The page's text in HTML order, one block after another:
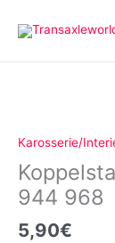
Inhalt
Karosserie/
944 968
5,90€
Porsche
944
968
Menge